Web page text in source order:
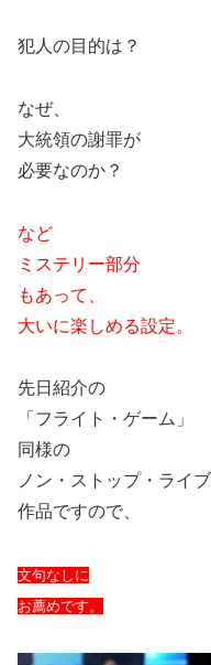
犯人の目的は？
なぜ、
大統領の謝罪が
必要なのか？
など
ミステリー部分
もあって、
大いに楽しめる設定。
先日紹介の
「フライト・ゲーム」
同様の
ノン・ストップ・ライブ
作品ですので、
文句なしに
お薦めです。